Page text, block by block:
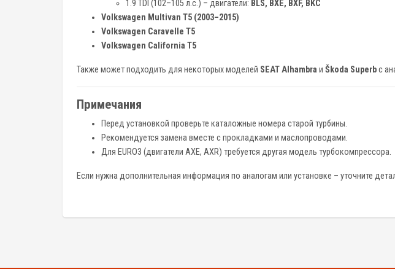
1.9 TDI (102–105 л.с.) – двигатели: BLS, BXE, BXF, BKC
Volkswagen Multivan T5 (2003–2015)
Volkswagen Caravelle T5
Volkswagen California T5
Также может подходить для некоторых моделей SEAT Alhambra и Škoda Superbс
Примечания
Перед установкой проверьте каталожные номера старой турбины.
Рекомендуется замена вместе с прокладками и маслопроводами.
Для EURO3 (двигатели AXE, AXR) требуется другая модель турбокомпрессора.
Если нужна дополнительная информация по аналогам или установке – уточните